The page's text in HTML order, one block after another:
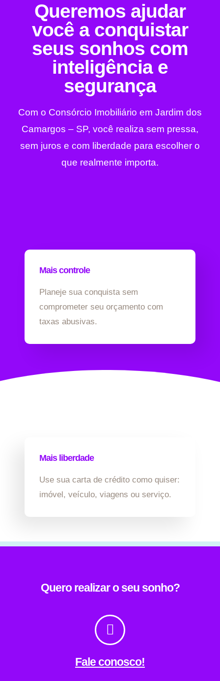
Queremos ajudar
você a conquistar
seus sonhos com
inteligência e
segurança
Com o Consórcio Imobiliário em Jardim dos
Camargos – SP, você realiza sem pressa,
sem juros e com liberdade para escolher o
que realmente importa.
Mais controle
Planeje sua conquista sem
comprometer seu orçamento com
taxas abusivas.
Mais liberdade
Use sua carta de crédito como quiser:
imóvel, veículo, viagens ou serviço.
Quero realizar o seu sonho?
Fale conosco!